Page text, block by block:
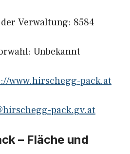
Verwaltung: 8584
Unbekannt
www.hirschegg-pack.at
pack.gv.at
– Fläche und